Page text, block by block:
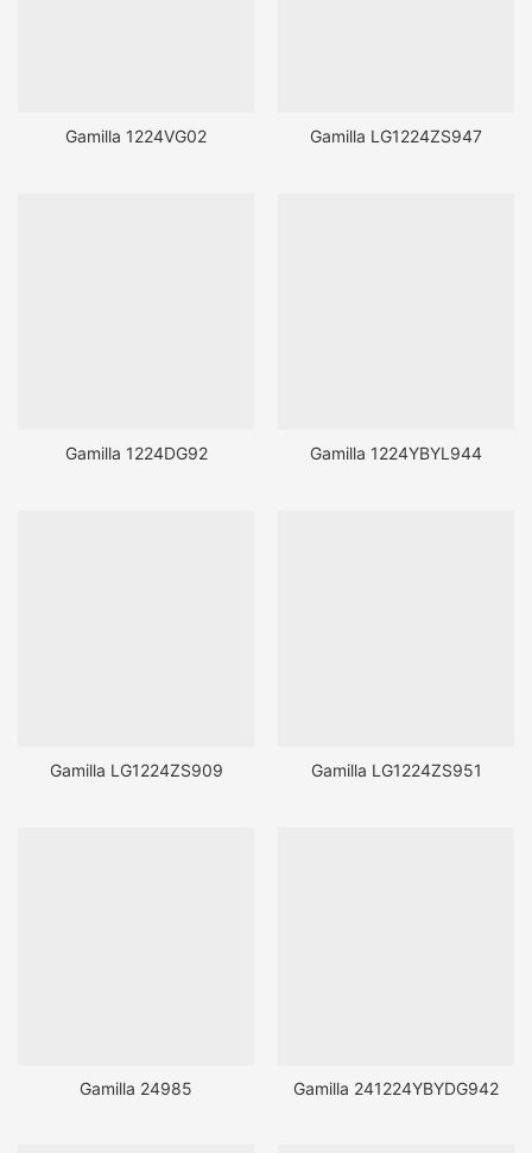
Gamilla 1224VG02 Gamilla LG1224ZS947
Gamilla 1224DG92 Gamilla 1224YBYL944
Gamilla LG1224ZS909 Gamilla LG1224ZS951
Gamilla 24985 Gamilla 241224YBYDG942